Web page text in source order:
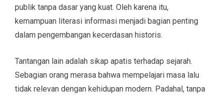
publik tanpa dasar yang kuat. Oleh karena itu,
kemampuan literasi informasi menjadi bagian penting
dalam pengembangan kecerdasan historis.
Tantangan lain adalah sikap apatis terhadap sejarah.
Sebagian orang merasa bahwa mempelajari masa lalu
tidak relevan dengan kehidupan modern. Padahal, tanpa